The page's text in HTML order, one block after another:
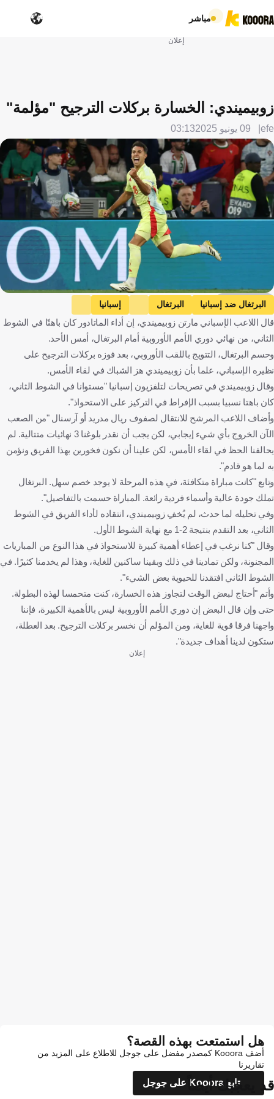
مباشر
إعلان
زوبيميندي: الخسارة بركلات الترجيح "مؤلمة"
efe 09 يونيو 2025 03:13
Getty Images
البرتغال ضد إسبانيا البرتغال
إسبانيا
دوري الأمم الأوروبية - المسار الأول
مارتن زوبيميندي
إسبانيا
كرة قدم
قال اللاعب الإسباني مارتن زوبيميندي، إن أداء الماتادور كان باهتًا في الشوط
الثاني، من نهائي دوري الأمم الأوروبية أمام البرتغال، أمس الأحد.
وحسم البرتغال، التتويج باللقب الأوروبي، بعد فوزه بركلات الترجيح على
نظيره الإسباني، علما بأن زوبيميندي هز الشباك في لقاء الأمس.
وقال زوبيميندي في تصريحات لتلفزيون إسبانيا "مستوانا في الشوط الثاني،
كان باهتا نسبيا بسبب الإفراط في التركيز على الاستحواذ".
وأضاف اللاعب المرشح للانتقال لصفوف ريال مدريد أو آرسنال "من الصعب
الآن الخروج بأي شيء إيجابي، لكن يجب أن نقدر بلوغنا 3 نهائيات متتالية. لم
يحالفنا الحظ في لقاء الأمس، لكن علينا أن نكون فخورين بهذا الفريق ونؤمن
به لما هو قادم".
وتابع "كانت مباراة متكافئة، في هذه المرحلة لا يوجد خصم سهل. البرتغال
تملك جودة عالية وأسماء فردية رائعة. المباراة حسمت بالتفاصيل".
وفي تحليله لما حدث، لم يُخفِ زوبيميندي، انتقاده لأداء الفريق في الشوط
الثاني، بعد التقدم بنتيجة 2-1 مع نهاية الشوط الأول.
وقال "كنا نرغب في إعطاء أهمية كبيرة للاستحواذ في هذا النوع من المباريات
المجنونة، ولكن تمادينا في ذلك وبقينا ساكنين للغاية، وهذا لم يخدمنا كثيرًا. في
الشوط الثاني افتقدنا للحيوية بعض الشيء".
وأتم "أحتاج لبعض الوقت لتجاوز هذه الخسارة، كنت متحمسا لهذه البطولة.
حتى وإن قال البعض إن دوري الأمم الأوروبية ليس بالأهمية الكبيرة، فإننا
واجهنا فرقا قوية للغاية، ومن المؤلم أن نخسر بركلات الترجيح. بعد العطلة،
ستكون لدينا أهداف جديدة".
إعلان
هل استمتعت بهذه القصة؟
أضف Kooora كمصدر مفضل على جوجل للاطلاع على المزيد من
تقاريرنا
تابع Kooora على جوجل
قد يعجبك أيضاً